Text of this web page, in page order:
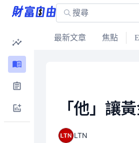
最新文章 焦點
「他」讓
LTN